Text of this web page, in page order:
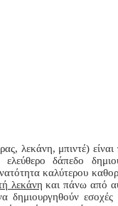
λεκάνη, μπιντέ)
δάπεδο
καλύτερου
λεκάνη και πάνω από
δημιουργηθούν